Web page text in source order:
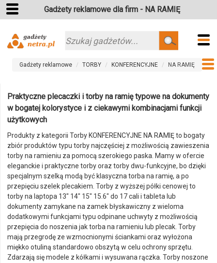
Gadżety reklamowe dla firm - NA RAMIĘ
Szukaj
Gadżety reklamowe TORBY KONFERENCYJNE NA RAMIĘ
Praktyczne plecaczki i torby na ramię typowe na dokumenty
w bogatej kolorystyce i z ciekawymi kombinacjami funkcji
użytkowych
Produkty z kategorii Torby KONFERENCYJNE NA RAMIĘ to bogaty
zbiór produktów typu torby najczęściej z możliwością zawieszenia
torby na ramieniu za pomocą szerokiego paska. Mamy w ofercie
eleganckie i praktyczne torby oraz torby dwu-funkcyjne, bo dzięki
specjalnym szelką modą być klasyczna torba na ramię, a po
przepięciu szelek plecakiem. Torby z wyższej półki cenowej to
torby na laptopa 13" 14" 15" 15.6" do 17 cali i tableta lub
dokumenty zamykane na zamek błyskawiczny z wieloma
dodatkowymi funkcjami typu odpinane uchwyty z możliwością
przepięcia do noszenia jak torba na ramieniu lub plecak. Torby
mają przegrodę ze wzmocnionymi ściankami oraz wyłożona
miękko otuliną standardowo obszytą w celu ochrony sprzętu.
Zdarzają się modele z kółkami i wysuwana rączka. Torby noszone